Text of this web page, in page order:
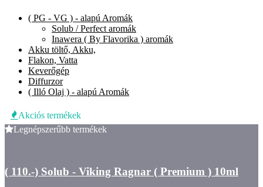
( PG - VG ) - alapú Aromák
Solub / Perfect aromák
Inawera ( By Flavorika ) aromák
Akku töltő, Akku,
Flakon, Vatta
Keverőgép
Diffurzor
( Illó Olaj ) - alapú Aromák
Akciós termékek
Legnépszerűbb termékek
( 110.-) Solub - Viking Ragnar ( Premium ) 10ml